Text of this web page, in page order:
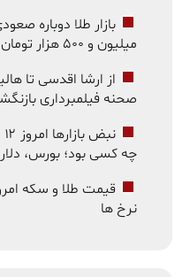
میلیون و ۵۰۰ هزار تومان شد
صحنه فیلمبرداری
چه کسی بود؛ بورس، دلار
نرخ ها